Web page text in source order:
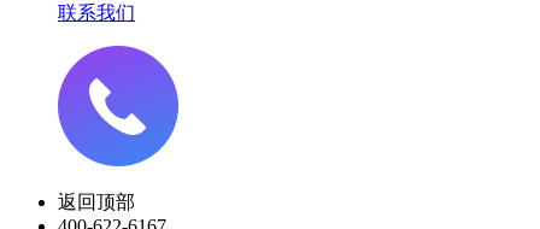
联系我们
返回顶部